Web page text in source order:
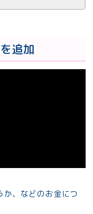
追加
か、などのお金につ